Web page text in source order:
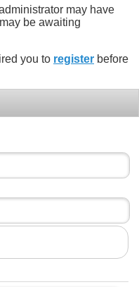
may have
be awaiting
you to register before